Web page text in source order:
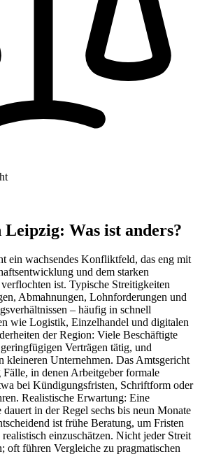
Leipzig: Was ist anders?
ein wachsendes Konfliktfeld, das eng mit
und dem starken
ist. Typische Streitigkeiten
Abmahnungen, Lohnforderungen und
– häufig in schnell
wie Logistik, Einzelhandel und digitalen
der Region: Viele Beschäftigte
Verträgen tätig, und
kleineren Unternehmen. Das Amtsgericht
in denen Arbeitgeber formale
bei Kündigungsfristen, Schriftform oder
Realistische Erwartung: Eine
in der Regel sechs bis neun Monate
ist frühe Beratung, um Fristen
einzuschätzen. Nicht jeder Streit
oft führen Vergleiche zu pragmatischen